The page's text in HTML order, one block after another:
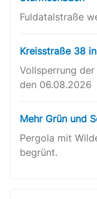
Fuldatalstraße
Kreisstraße 38
Vollsperrung
den 06.08.2026
Mehr Grün und
Pergola mit
begrünt.